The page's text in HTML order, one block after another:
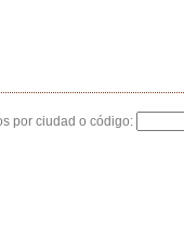
por ciudad o código: